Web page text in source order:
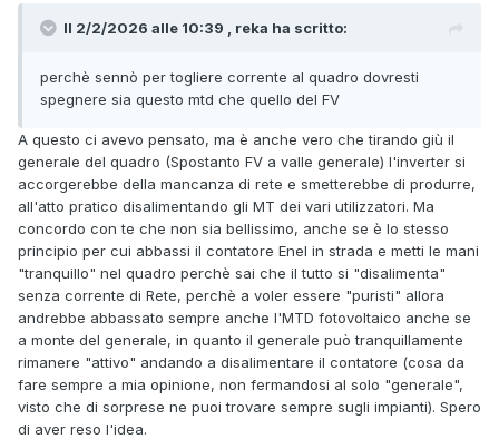
Il 2/2/2026 alle 10:39 , reka ha scritto:
perchè sennò per togliere corrente al quadro dovresti
spegnere sia questo mtd che quello del FV
A questo ci avevo pensato, ma è anche vero che tirando giù il
generale del quadro (Spostanto FV a valle generale) l'inverter si
accorgerebbe della mancanza di rete e smetterebbe di produrre,
all'atto pratico disalimentando gli MT dei vari utilizzatori. Ma
concordo con te che non sia bellissimo, anche se è lo stesso
principio per cui abbassi il contatore Enel in strada e metti le mani
"tranquillo" nel quadro perchè sai che il tutto si "disalimenta"
senza corrente di Rete, perchè a voler essere "puristi" allora
andrebbe abbassato sempre anche l'MTD fotovoltaico anche se
a monte del generale, in quanto il generale può tranquillamente
rimanere "attivo" andando a disalimentare il contatore (cosa da
fare sempre a mia opinione, non fermandosi al solo "generale",
visto che di sorprese ne puoi trovare sempre sugli impianti). Spero
di aver reso l'idea.